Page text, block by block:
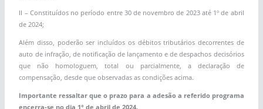
II – Constituídos no período entre 30 de novembro de 2023 até 1º de abril
de 2024;
Além disso, poderão ser incluídos os débitos tributários decorrentes de
auto de infração, de notificação de lançamento e de despachos decisórios
que não homologuem, total ou parcialmente, a declaração de
compensação, desde que observadas as condições acima.
Importante ressaltar que o prazo para a adesão a referido programa
encerra-se no dia 1° de abril de 2024.